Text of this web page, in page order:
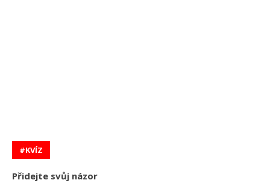
KVÍZ
Přidejte svůj názor